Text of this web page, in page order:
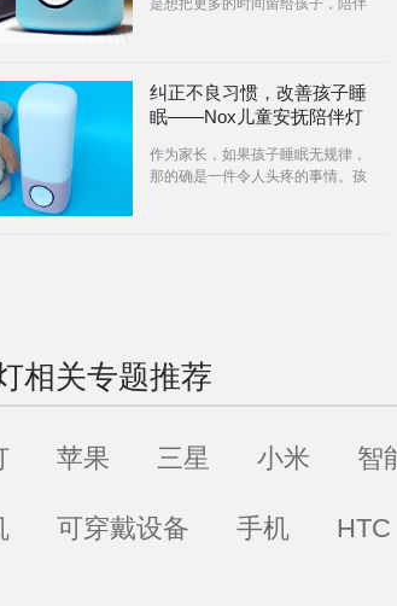
是想把更多的时间留给孩子，陪伴
纠正不良习惯，改善孩子睡
眠——Nox儿童安抚陪伴灯
作为家长，如果孩子睡眠无规律，
那的确是一件令人头疼的事情。孩
相关专题推荐
苹果 三星 小米 智
可穿戴设备 手机 HTC